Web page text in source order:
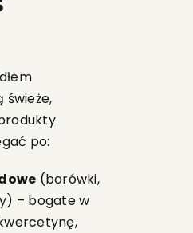
świeże,
po:
(borówki,
– bogate w